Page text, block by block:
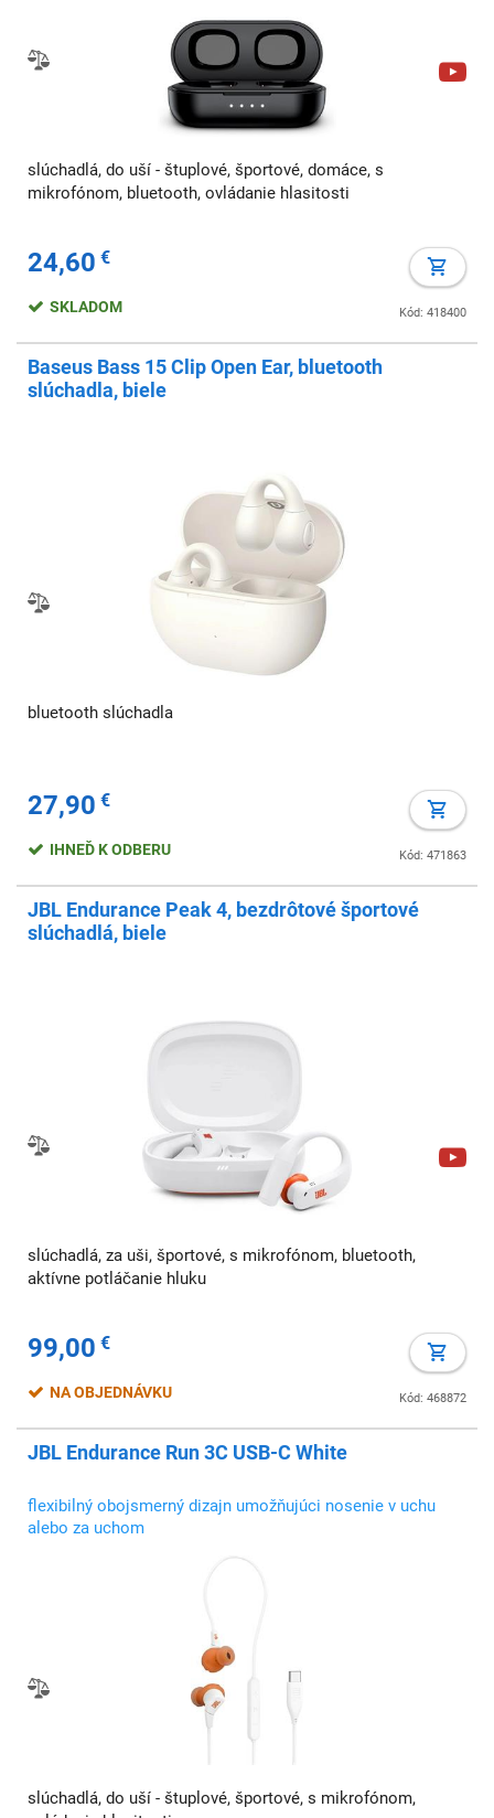
slúchadlá, do uší - štuplové, športové, domáce, s
mikrofónom, bluetooth, ovládanie hlasitosti
24,60 €
Kód: 418400
SKLADOM
Baseus Bass 15 Clip Open Ear, bluetooth
slúchadla, biele
bluetooth slúchadla
27,90 €
Kód: 471863
IHNEĎ K ODBERU
JBL Endurance Peak 4, bezdrôtové športové
slúchadlá, biele
slúchadlá, za uši, športové, s mikrofónom, bluetooth,
aktívne potláčanie hluku
99,00 €
Kód: 468872
NA OBJEDNÁVKU
JBL Endurance Run 3C USB-C White
flexibilný obojsmerný dizajn umožňujúci nosenie v uchu
alebo za uchom
slúchadlá, do uší - štuplové, športové, s mikrofónom,